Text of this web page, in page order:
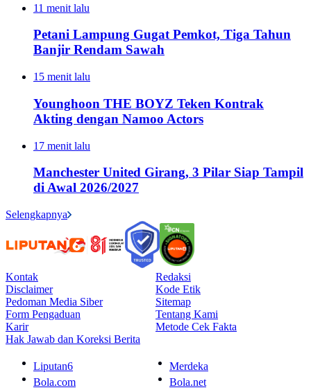
11 menit lalu
Petani Lampung Gugat Pemkot, Tiga Tahun
Banjir Rendam Sawah
15 menit lalu
Younghoon THE BOYZ Teken Kontrak
Akting dengan Namoo Actors
17 menit lalu
Manchester United Girang, 3 Pilar Siap Tampil
di Awal 2026/2027
Selengkapnya
Kontak
Redaksi
Disclaimer
Kode Etik
Pedoman Media Siber
Sitemap
Form Pengaduan
Tentang Kami
Karir
Metode Cek Fakta
Hak Jawab dan Koreksi Berita
Liputan6
Merdeka
Bola.com
Bola.net